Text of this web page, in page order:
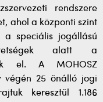
rendszere
ahol a központi szint
speciális jogállású
alatt a
el. A MOHOSZ
végén 25 önálló jogi
keresztül 1.186